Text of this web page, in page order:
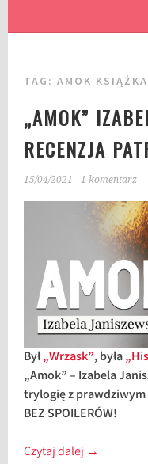
TAG:AMOK KSIĄŻKA
„AMOK”
RECENZJA
15/04/2021 1 komentarz
Był„Wrzask”, była
„Amok” – Izabela
trylogię z prawdziwym
BEZ SPOILERÓW!
Czytaj dalej →